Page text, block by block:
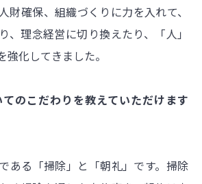
財確保、組織づくりに力を入れて、
、理念経営に切り換えたり、「人」
化してきました。
のこだわりを教えていただけます
ある「掃除」と「朝礼」です。掃除